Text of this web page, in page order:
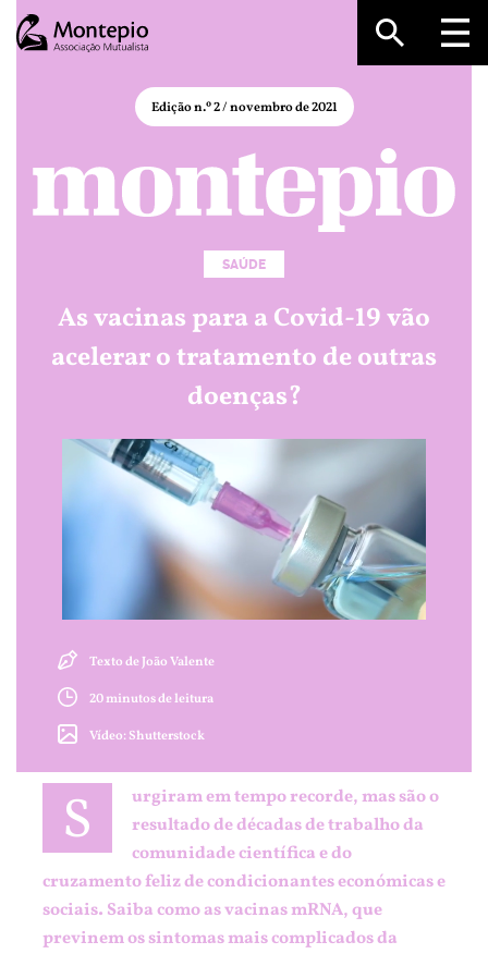
Outras edições
Edição n.º 2/novembro de 2021
SAÚDE
As vacinas para a Covid-19 vão
acelerar o tratamento de outras
doenças?
Texto de João Valente
Vídeo: Shutterstock
20 minutos de leitura
S
urgiram em tempo recorde, mas são o
resultado de décadas de trabalho da
comunidade científica e do
cruzamento feliz de condicionantes económicas e
sociais. Saiba como as vacinas mRNA, que
previnem os sintomas mais complicados da